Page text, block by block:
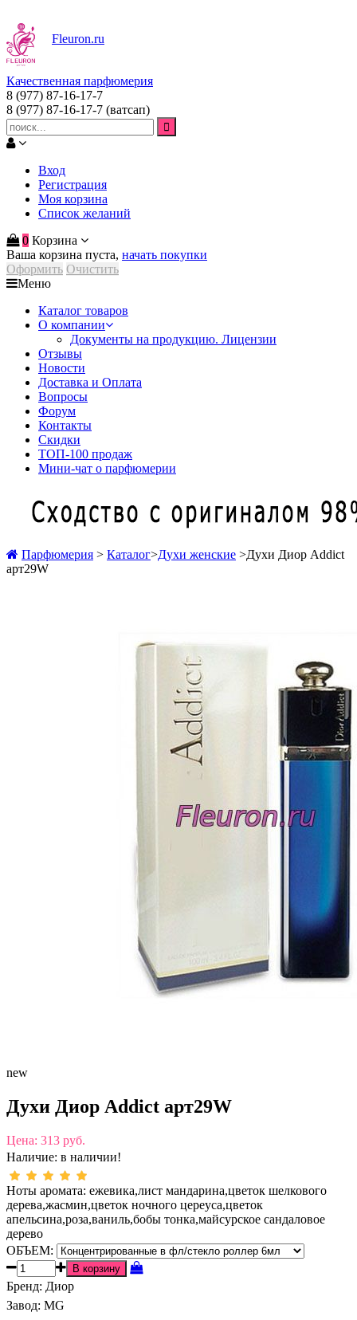
Fleuron.ru
Качественная парфюмерия
8 (977) 87-16-17-7
8 (977) 87-16-17-7 (ватсап)
Вход
Регистрация
Моя корзина
Список желаний
0 Корзина
Ваша корзина пуста, начать покупки
Оформить Очистить
Меню
Каталог товаров
О компании
Документы на продукцию. Лицензии
Отзывы
Новости
Доставка и Оплата
Вопросы
Форум
Контакты
Скидки
ТОП-100 продаж
Мини-чат о парфюмерии
Парфюмерия > Каталог>Духи женские >Духи Диор Addict
арт29W
new
Духи Диор Addict арт29W
Цена: 313 руб.
Наличие: в наличии!
Ноты аромата: ежевика,лист мандарина,цветок шелкового
дерева,жасмин,цветок ночного цереуса,цветок
апельсина,роза,ваниль,бобы тонка,майсурское сандаловое
дерево
ОБЪЕМ:
Бренд: Диор
Завод: MG